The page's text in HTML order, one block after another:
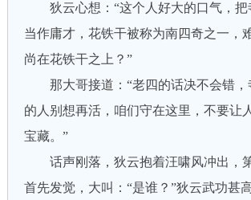
狄云心想：“这个人好大的口气，把
当作庸才，花铁干被称为南四奇之一，
尚在花铁干之上？”
那大哥接道：“老四的话决不会错，
的人别想再活，咱们守在这里，不要让
宝藏。”
话声刚落，狄云抱着汪啸风冲出，
首先发觉，大叫：“是谁？”狄云武功甚